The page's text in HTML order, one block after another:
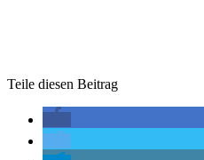
Teile diesen Beitrag